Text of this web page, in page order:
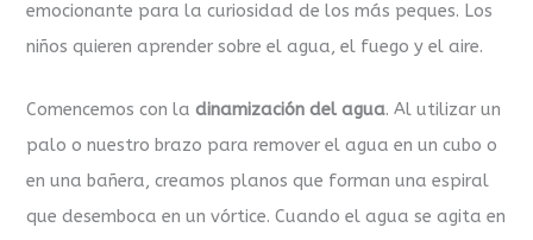
emocionante para la curiosidad de los más peques. Los
niños quieren aprender sobre el agua, el fuego y el aire.
Comencemos con la dinamización del agua. Al utilizar un
palo o nuestro brazo para remover el agua en un cubo o
en una bañera, creamos planos que forman una espiral
que desemboca en un vórtice. Cuando el agua se agita en